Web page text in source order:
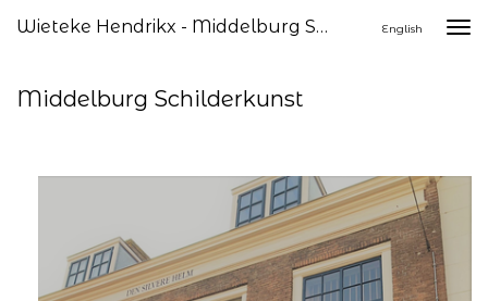
Wieteke Hendrikx - Middelburg Schilderkunst English
Middelburg Schilderkunst